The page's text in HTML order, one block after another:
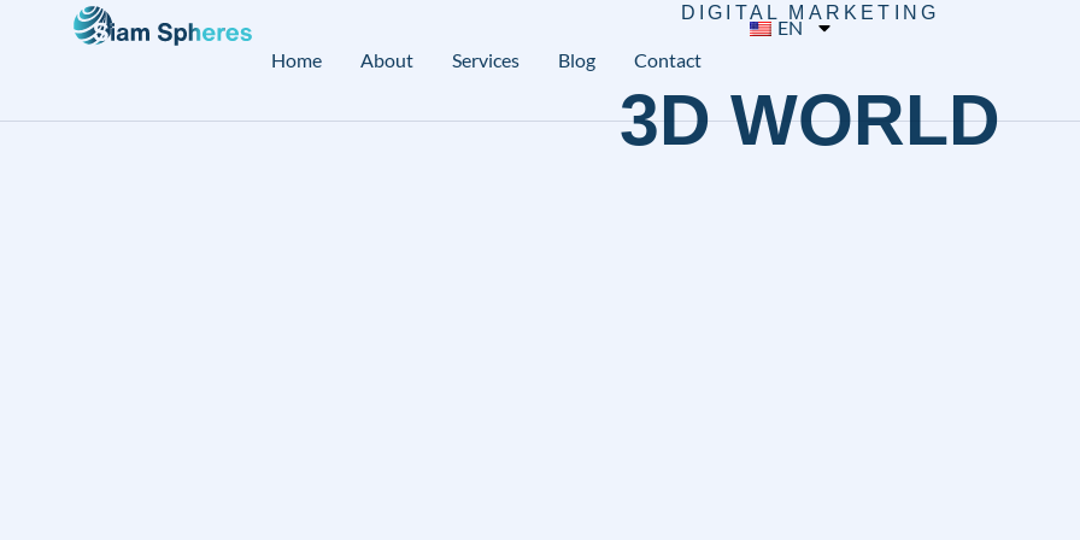
Home About Services Blog Contact
EN
DIGITAL MARKETING
3D WORLD